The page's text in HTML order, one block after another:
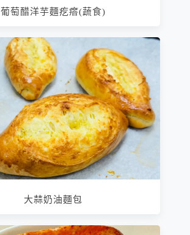
葡萄醋洋芋麵疙瘩(蔬食)
大蒜奶油麵包